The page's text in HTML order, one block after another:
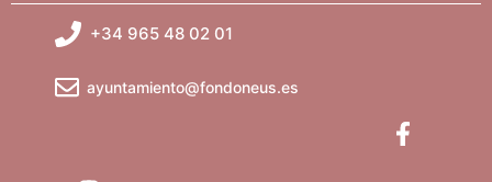
+34 965 48 02 01
ayuntamiento@fondoneus.es